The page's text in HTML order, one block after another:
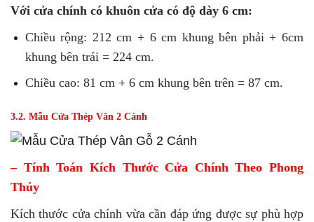
Với cửa chính có khuôn cửa có độ dày 6 cm:
Chiều rộng: 212 cm + 6 cm khung bên phải + 6cm
khung bên trái = 224 cm.
Chiều cao: 81 cm + 6 cm khung bên trên = 87 cm.
3.2. Mẫu Cửa Thép Vân 2 Cánh
– Tính Toán Kích Thước Cửa Chính Theo Phong
Thủy
Kích thước cửa chính vừa cần đáp ứng được sự phù hợp